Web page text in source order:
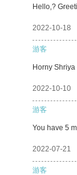
Hello,?
2022-10-18
游客
Horny
2022-10-10
游客
You have 5
2022-07-21
游客